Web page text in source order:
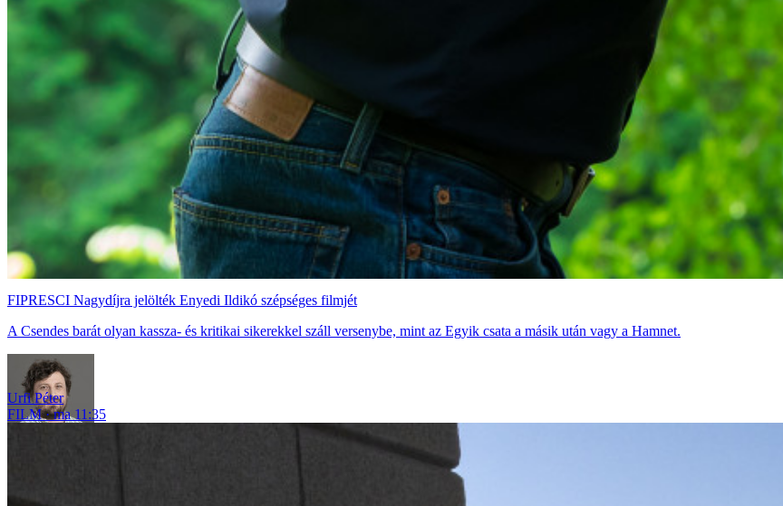
FIPRESCI Nagydíjra jelölték Enyedi Ildikó szépséges filmjét
A Csendes barát olyan kassza- és kritikai sikerekkel száll versenybe, mint az Egyik csata a másik után vagy a Hamnet.
Urfi Péter
FILM
ma 11:35